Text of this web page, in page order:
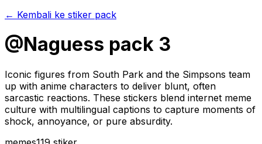
← Kembali ke stiker pack
@Naguess pack 3
Iconic figures from South Park and the Simpsons team
up with anime characters to deliver blunt, often
sarcastic reactions. These stickers blend internet meme
culture with multilingual captions to capture moments of
shock, annoyance, or pure absurdity.